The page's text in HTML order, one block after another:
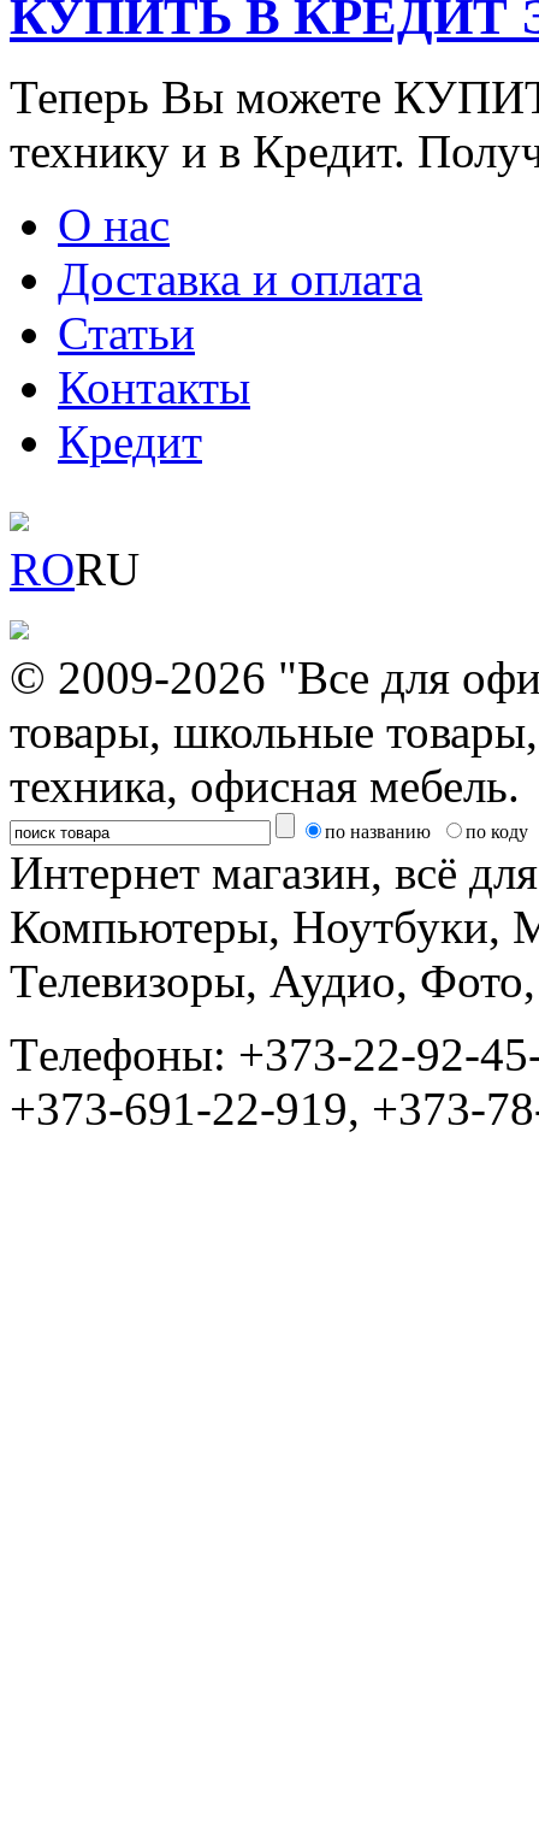
КУПИТЬ В КРЕДИТ
Теперь Вы можете
технику и в Кредит.
О нас
Доставка и оплата
Статьи
Контакты
Кредит
RORU
© 2009-2026 "Все для
товары, школьные
техника, офисная мебель.
по названию по коду
Интернет магазин, всё
Компьютеры, Ноутбуки,
Телевизоры, Аудио,
Tелефоны: +373-22-92-
+373-691-22-919, +373-